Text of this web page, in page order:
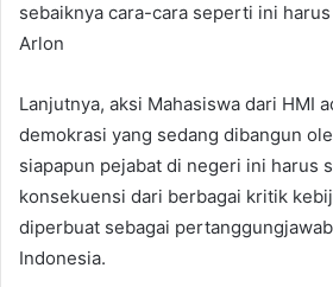
sebaiknya cara-cara seperti ini
Arlon
Lanjutnya, aksi Mahasiswa dari HMI
demokrasi yang sedang dibangun
siapapun pejabat di negeri ini harus
konsekuensi dari berbagai kritik
diperbuat sebagai
Indonesia.